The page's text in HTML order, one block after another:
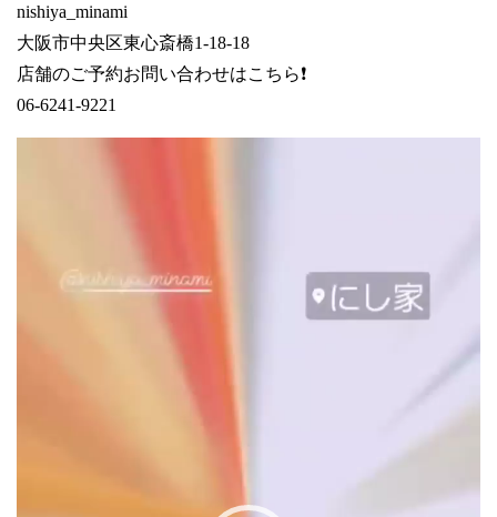
nishiya_minami
大阪市中央区東心斎橋1-18-18
店舗のご予約お問い合わせはこちら❗
06-6241-9221